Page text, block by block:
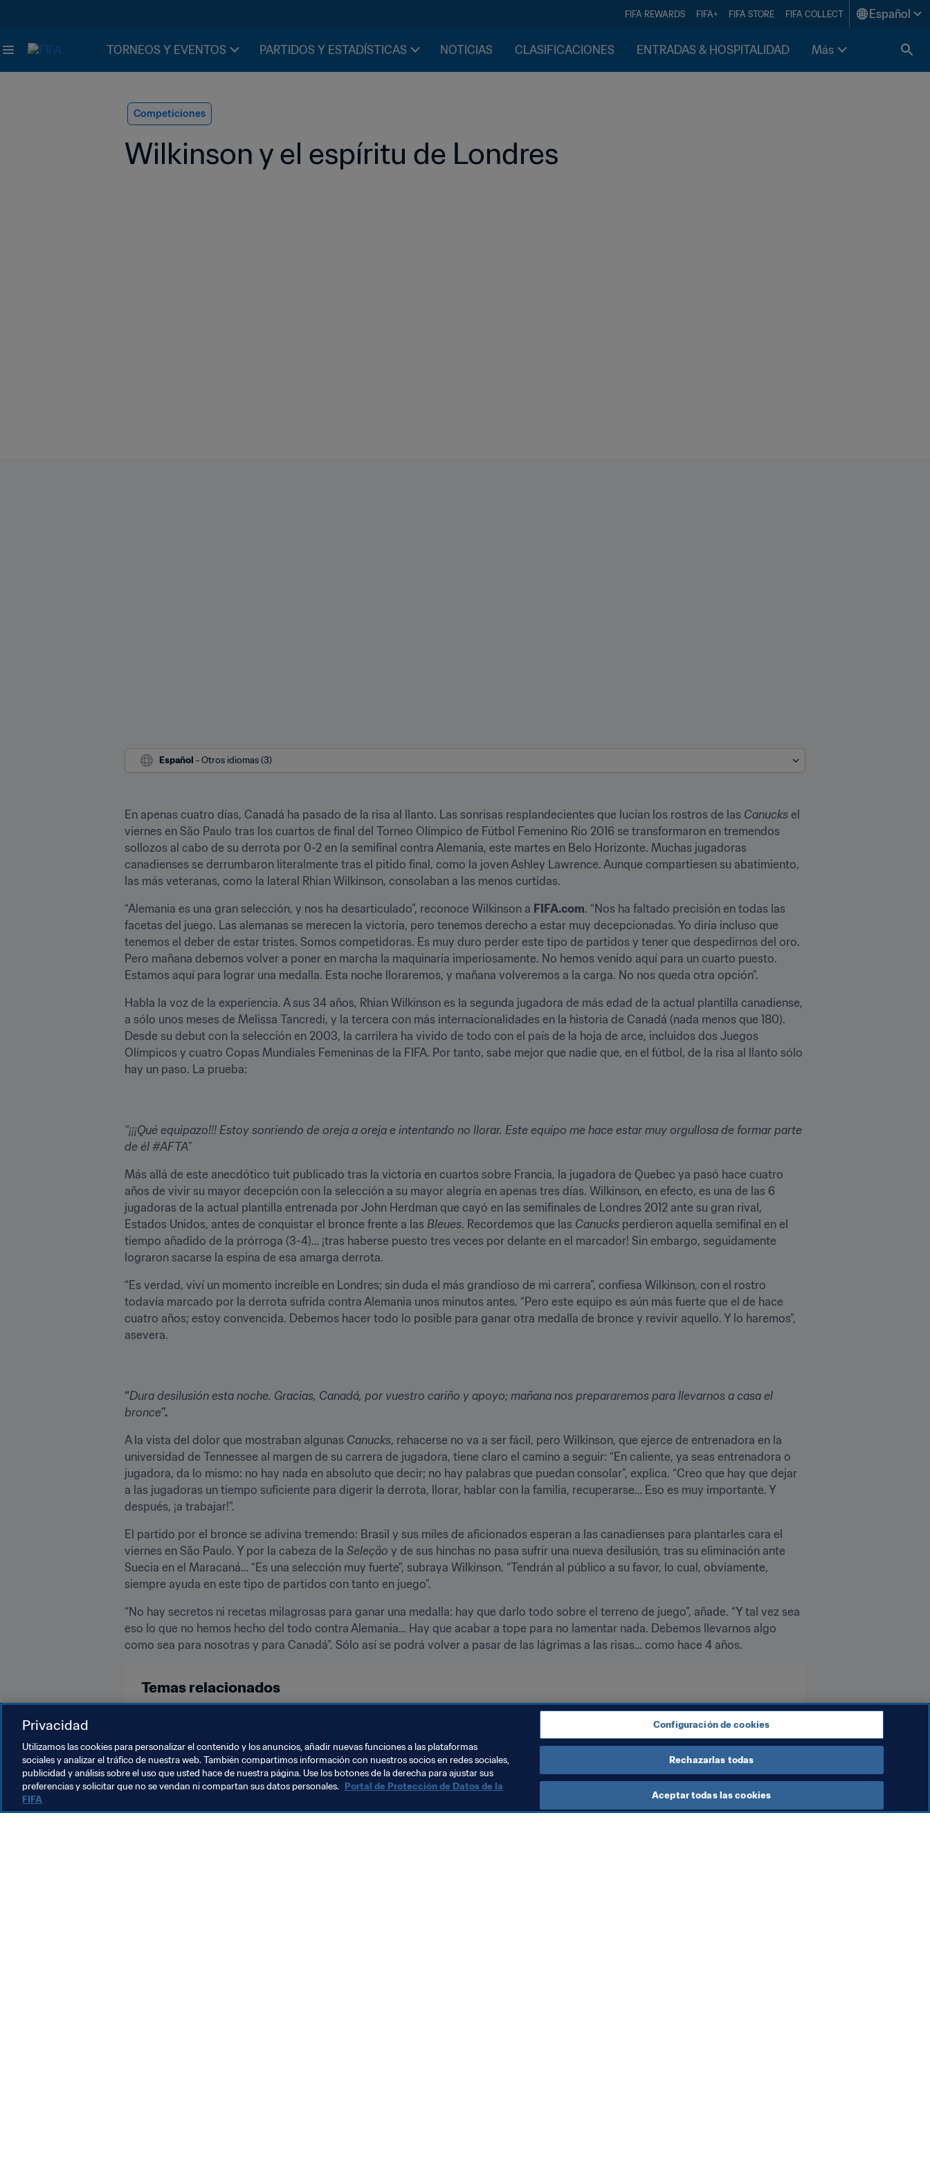
FIFA REWARDS FIFA+ FIFA STORE FIFA COLLECT Español
TORNEOS Y EVENTOS PARTIDOS Y ESTADÍSTICAS NOTICIAS CLASIFICACIONES ENTRADAS & HOSPITALIDAD Más
Competiciones
Wilkinson y el espíritu de Londres
Español - Otros idiomas (3)
En apenas cuatro días, Canadá ha pasado de la risa al llanto. Las sonrisas resplandecientes que lucían los rostros de las Canucks el
viernes en São Paulo tras los cuartos de final del Torneo Olímpico de Fútbol Femenino Río 2016 se transformaron en tremendos
sollozos al cabo de su derrota por 0-2 en la semifinal contra Alemania, este martes en Belo Horizonte. Muchas jugadoras
canadienses se derrumbaron literalmente tras el pitido final, como la joven Ashley Lawrence. Aunque compartiesen su abatimiento,
las más veteranas, como la lateral Rhian Wilkinson, consolaban a las menos curtidas.
“Alemania es una gran selección, y nos ha desarticulado”, reconoce Wilkinson a FIFA.com. “Nos ha faltado precisión en todas las
facetas del juego. Las alemanas se merecen la victoria, pero tenemos derecho a estar muy decepcionadas. Yo diría incluso que
tenemos el deber de estar tristes. Somos competidoras. Es muy duro perder este tipo de partidos y tener que despedirnos del oro.
Pero mañana debemos volver a poner en marcha la maquinaria imperiosamente. No hemos venido aquí para un cuarto puesto.
Estamos aquí para lograr una medalla. Esta noche lloraremos, y mañana volveremos a la carga. No nos queda otra opción”.
Habla la voz de la experiencia. A sus 34 años, Rhian Wilkinson es la segunda jugadora de más edad de la actual plantilla canadiense,
a sólo unos meses de Melissa Tancredi, y la tercera con más internacionalidades en la historia de Canadá (nada menos que 180).
Desde su debut con la selección en 2003, la carrilera ha vivido de todo con el país de la hoja de arce, incluidos dos Juegos
Olímpicos y cuatro Copas Mundiales Femeninas de la FIFA. Por tanto, sabe mejor que nadie que, en el fútbol, de la risa al llanto sólo
hay un paso. La prueba:
“¡¡¡Qué equipazo!!! Estoy sonriendo de oreja a oreja e intentando no llorar. Este equipo me hace estar muy orgullosa de formar parte
de él #AFTA”
Más allá de este anecdótico tuit publicado tras la victoria en cuartos sobre Francia, la jugadora de Quebec ya pasó hace cuatro
años de vivir su mayor decepción con la selección a su mayor alegría en apenas tres días. Wilkinson, en efecto, es una de las 6
jugadoras de la actual plantilla entrenada por John Herdman que cayó en las semifinales de Londres 2012 ante su gran rival,
Estados Unidos, antes de conquistar el bronce frente a las Bleues. Recordemos que las Canucks perdieron aquella semifinal en el
tiempo añadido de la prórroga (3-4)… ¡tras haberse puesto tres veces por delante en el marcador! Sin embargo, seguidamente
lograron sacarse la espina de esa amarga derrota.
“Es verdad, viví un momento increíble en Londres; sin duda el más grandioso de mi carrera”, confiesa Wilkinson, con el rostro
todavía marcado por la derrota sufrida contra Alemania unos minutos antes. “Pero este equipo es aún más fuerte que el de hace
cuatro años; estoy convencida. Debemos hacer todo lo posible para ganar otra medalla de bronce y revivir aquello. Y lo haremos”,
asevera.
“Dura desilusión esta noche. Gracias, Canadá, por vuestro cariño y apoyo; mañana nos prepararemos para llevarnos a casa el
bronce”.
A la vista del dolor que mostraban algunas Canucks, rehacerse no va a ser fácil, pero Wilkinson, que ejerce de entrenadora en la
universidad de Tennessee al margen de su carrera de jugadora, tiene claro el camino a seguir: “En caliente, ya seas entrenadora o
jugadora, da lo mismo: no hay nada en absoluto que decir; no hay palabras que puedan consolar”, explica. “Creo que hay que dejar
a las jugadoras un tiempo suficiente para digerir la derrota, llorar, hablar con la familia, recuperarse… Eso es muy importante. Y
después, ¡a trabajar!”.
El partido por el bronce se adivina tremendo: Brasil y sus miles de aficionados esperan a las canadienses para plantarles cara el
viernes en São Paulo. Y por la cabeza de la Seleção y de sus hinchas no pasa sufrir una nueva desilusión, tras su eliminación ante
Suecia en el Maracaná… “Es una selección muy fuerte”, subraya Wilkinson. “Tendrán al público a su favor, lo cual, obviamente,
siempre ayuda en este tipo de partidos con tanto en juego”.
“No hay secretos ni recetas milagrosas para ganar una medalla: hay que darlo todo sobre el terreno de juego”, añade. “Y tal vez sea
eso lo que no hemos hecho del todo contra Alemania… Hay que acabar a tope para no lamentar nada. Debemos llevarnos algo
como sea para nosotras y para Canadá”. Sólo así se podrá volver a pasar de las lágrimas a las risas… como hace 4 años.
Temas relacionados
Privacidad
Utilizamos las cookies para personalizar el contenido y los anuncios, añadir nuevas funciones a las plataformas
sociales y analizar el tráfico de nuestra web. También compartimos información con nuestros socios en redes sociales,
publicidad y análisis sobre el uso que usted hace de nuestra página. Use los botones de la derecha para ajustar sus
preferencias y solicitar que no se vendan ni compartan sus datos personales. Portal de Protección de Datos de la
FIFA
Configuración de cookies
Rechazarlas todas
Aceptar todas las cookies